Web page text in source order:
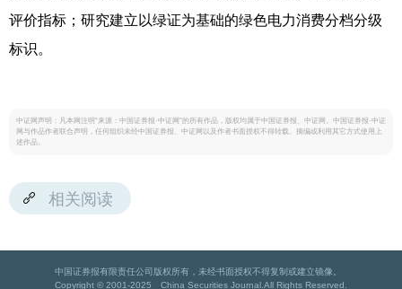
评价指标；研究建立以绿证为基础的绿色电力消费分档分级
标识。
中证网声明：凡本网注明“来源：中国证券报·中证网”的所有作品，版权均属于中国证券报、中证网。中国证券报·中证
网与作品作者联合声明，任何组织未经中国证券报、中证网以及作者书面授权不得转载、摘编或利用其它方式使用上
述作品。
相关阅读
中国证券报有限责任公司版权所有，未经书面授权不得复制或建立镜像。
Copyright © 2001-2025 China Securities Journal.All Rights Reserved.